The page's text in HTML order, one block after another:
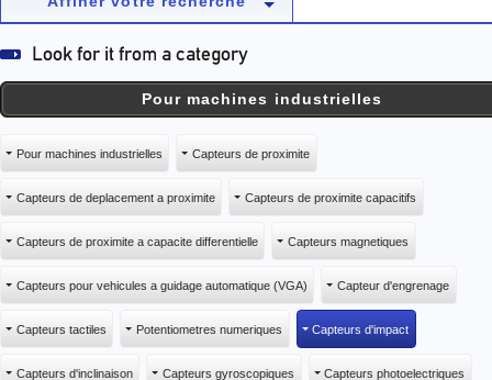
Pour machines industrielles
Pour machines industrielles Capteurs de proximite
Capteurs de deplacement a proximite Capteurs de proximite capacitifs
Capteurs de proximite a capacite differentielle Capteurs magnetiques
Capteurs pour vehicules a guidage automatique (VGA) Capteur d'engrenage
Capteurs tactiles Potentiometres numeriques Capteurs d'impact
Capteurs d'inclinaison Capteurs gyroscopiques Capteurs photoelectriques